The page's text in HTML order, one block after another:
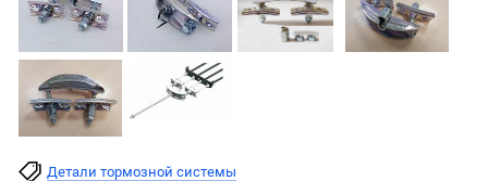
Детали тормозной системы